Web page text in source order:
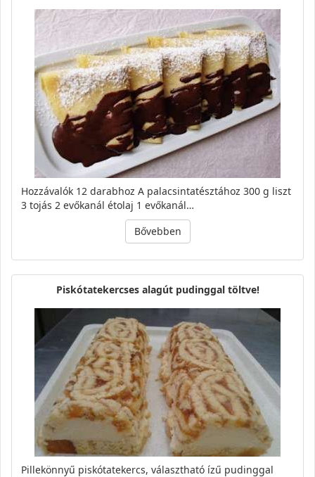
Hozzávalók 12 darabhoz A palacsintatésztához 300 g liszt
3 tojás 2 evőkanál étolaj 1 evőkanál…
Bővebben
Piskótatekercses alagút pudinggal töltve!
Pillekönnyű piskótatekercs, választható ízű pudinggal